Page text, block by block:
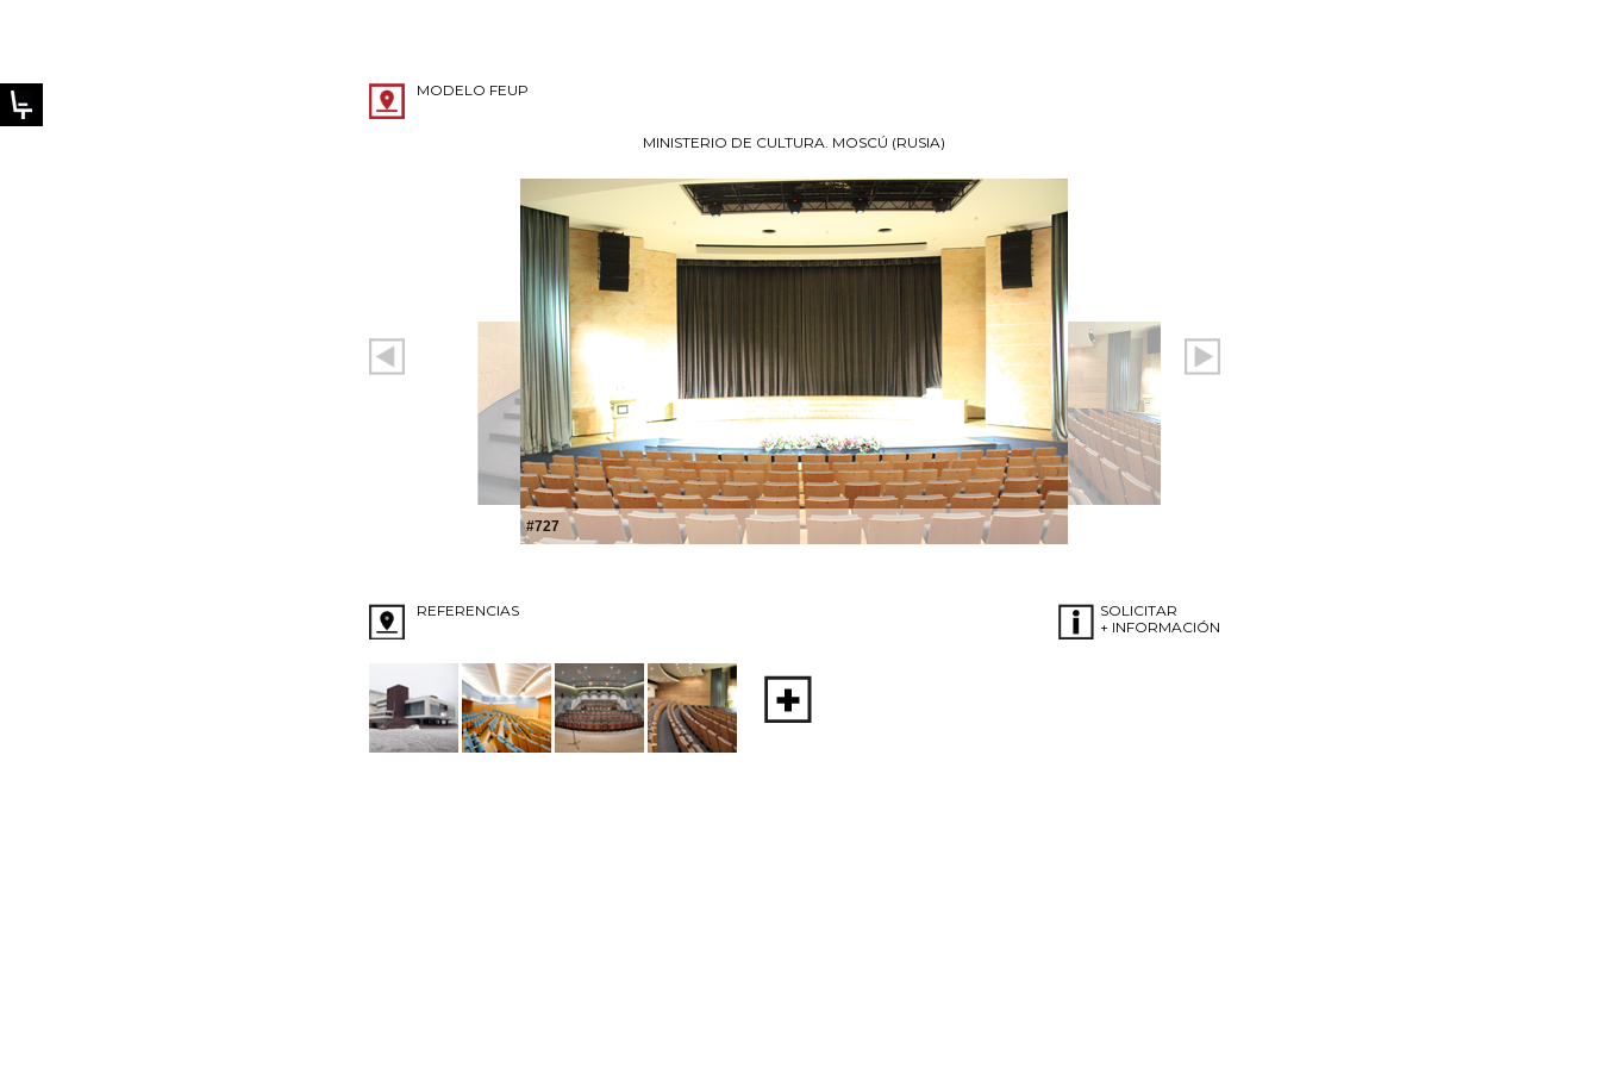
MODELO FEUP
MINISTERIO DE CULTURA. MOSCÚ (RUSIA)
#727
REFERENCIAS
SOLICITAR
+ INFORMACIÓN